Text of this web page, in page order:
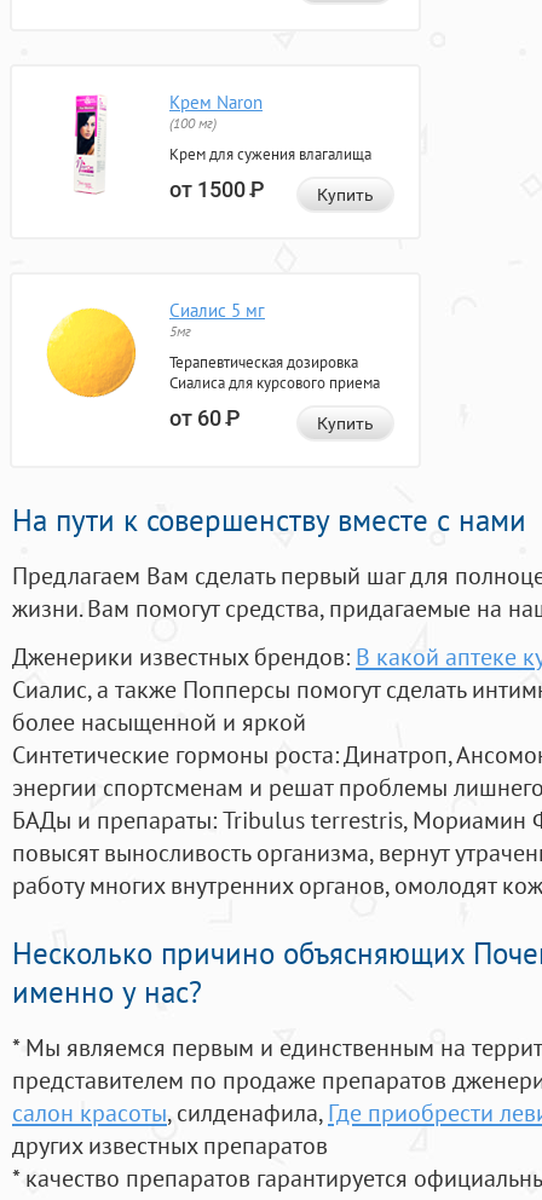
Крем Naron
(100 мг)
Крем для сужения влагалища
от 1500Р Купить
Сиалис 5 мг
5мг
Терапевтическая дозировка
Сиалиса для курсового приема
от 60Р Купить
На пути к совершенству вместе с нами
Предлагаем Вам сделать первый шаг для
жизни. Вам помогут средства, придагаемые на
Дженерики известных брендов: В какой аптеке
Сиалис, а также Попперсы помогут сделать
более насыщенной и яркой
Синтетические гормоны роста: Динатроп,
энергии спортсменам и решат проблемы
БАДы и препараты:Tribulus terrestris, Мориамин
повысят выносливость организма, вернут
работу многих внутренних органов, омолодят
Несколько причино объясняющих
именно у нас?
* Мы являемся первым и единственным на
представителем по продаже препаратов
салон красоты, силденафила, Где приобрести
других известных препаратов
* качество препаратов гарантируется